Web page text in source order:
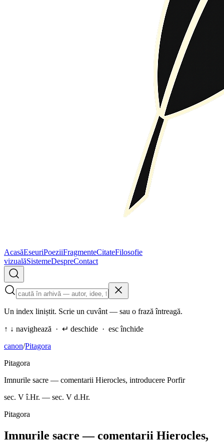
AcasăEseuriPoeziiFragmenteCitateFilosofie
vizualăSistemeDespreContact
Un index liniștit. Scrie un cuvânt — sau o frază întreagă.
↑ ↓ navighează · ↵ deschide · esc închide
canon/Pitagora
Pitagora
Imnurile sacre — comentarii Hierocles, introducere Porfir
sec. V î.Hr. — sec. V d.Hr.
Pitagora
Imnurile sacre — comentarii Hierocles,